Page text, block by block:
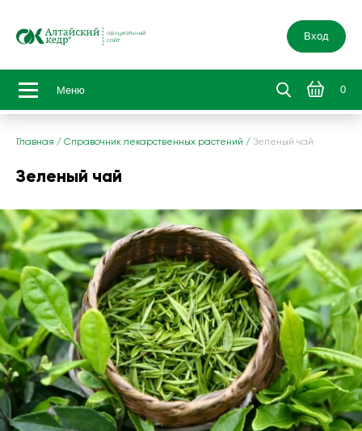
Вход
Меню 0
Главная / Справочник лекарственных растений / Зеленый чай
Зеленый чай